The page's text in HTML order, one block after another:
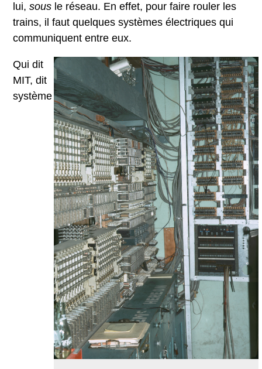
lui, sous le réseau. En effet, pour faire rouler les
trains, il faut quelques systèmes électriques qui
communiquent entre eux.
Qui dit
MIT, dit
système